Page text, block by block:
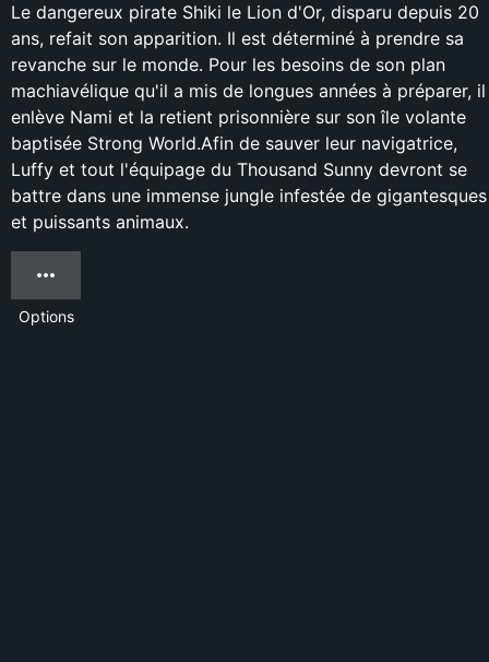
Le dangereux pirate Shiki le Lion d'Or, disparu depuis 20
ans, refait son apparition. Il est déterminé à prendre sa
revanche sur le monde. Pour les besoins de son plan
machiavélique qu'il a mis de longues années à préparer, il
enlève Nami et la retient prisonnière sur son île volante
baptisée Strong World.Afin de sauver leur navigatrice,
Luffy et tout l'équipage du Thousand Sunny devront se
battre dans une immense jungle infestée de gigantesques
et puissants animaux.
Options